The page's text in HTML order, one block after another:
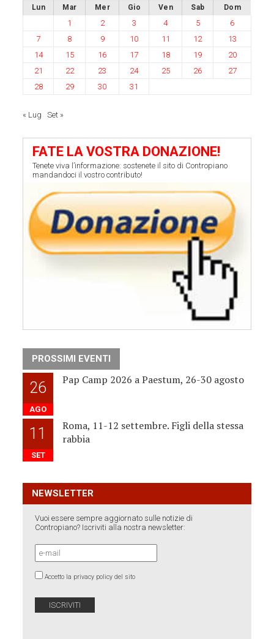
Lun Mar Mer Gio Ven Sab Dom
1 2 3 4 5
6
7
8 9 10 11 12
13
14
15 16 17 18 19
20
21
22 23 24 25 26
27
28
29 30 31
« Lug Set »
FATE LA VOSTRA DONAZIONE!
Tenete viva l’informazione: sostenete il sito di Contropiano
mandandoci il vostro contributo!
PROSSIMI EVENTI
26
AGO
Pap Camp 2026 a Paestum, 26-30 agosto
11
SET
Roma, 11-12 settembre. Figli della stessa
rabbia
NEWSLETTER
Vuoi essere sempre aggiornato sulle notizie di
Contropiano? Iscriviti alla nostra newsletter:
Accetto la privacy policy del sito